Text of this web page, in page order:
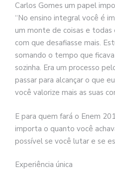
Carlos Gomes um papel
“No ensino integral você é
um monte de coisas e todas
com que desafiasse mais.
somando o tempo que
sozinha. Era um processo
passar para alcançar o que
você valorize mais as suas
E para quem fará o Enem
importa o quanto você
possível se você lutar e se
Experiência única